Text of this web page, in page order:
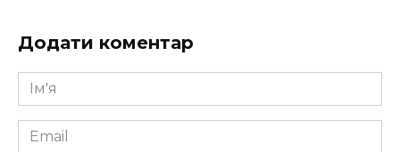
Додати коментар
Ім'я
*
Email